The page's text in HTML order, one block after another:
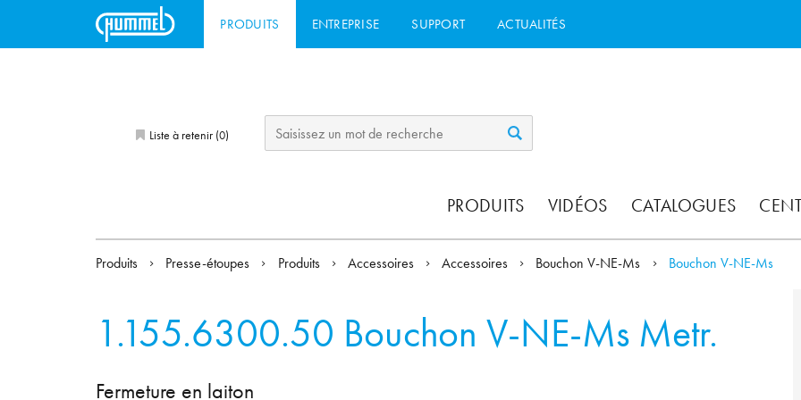
PRODUITS ENTREPRISE SUPPORT ACTUALITÉS
Liste à retenir (0)
PRODUITS VIDÉOS CATALOGUES
Produits Presse-étoupes Produits Accessoires Accessoires Bouchon V-NE-Ms Bouchon V-NE-Ms
1.155.6300.50 Bouchon V-NE-Ms Metr.
Fermeture en laiton